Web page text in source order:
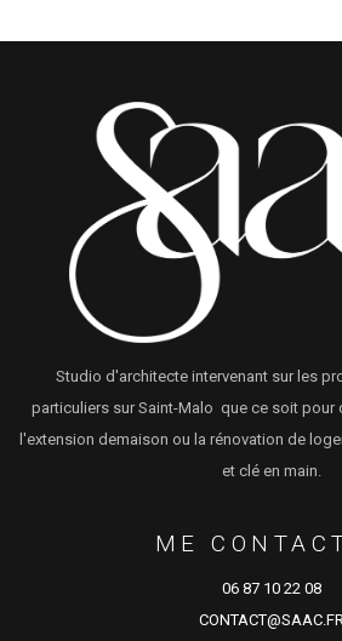
Studio d'architecte intervenant sur les
particuliers sur Saint-Malo que ce soit pour
l'extension demaison ou la rénovation de
et clé en main.
ME
06 87 10 22 08